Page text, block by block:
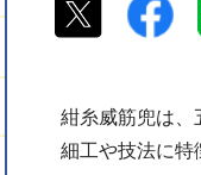
紺糸威筋兜は、
細工や技法に特